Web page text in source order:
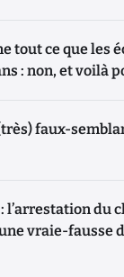
tout ce que les
: non, et voilà
faux-
du
vraie-fausse